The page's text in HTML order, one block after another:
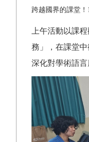
跨越國界的課堂！
上午活動以課
務」，在課堂
深化對學術語言